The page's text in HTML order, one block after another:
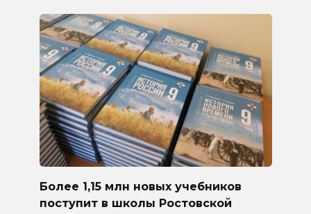
Более 1,15 млн новых учебников
поступит в школы Ростовской